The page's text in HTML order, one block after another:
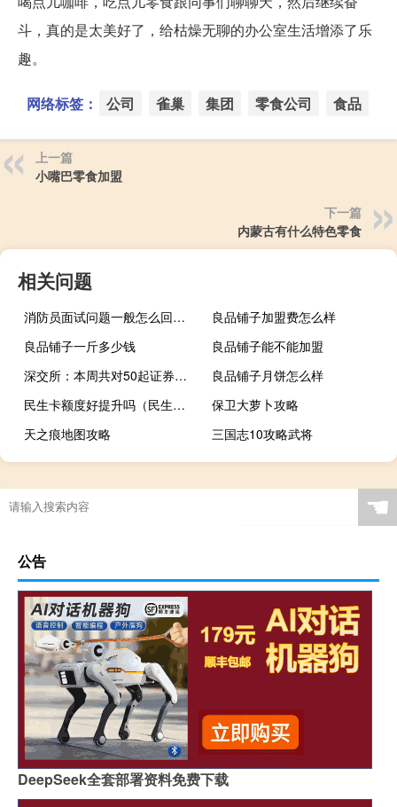
斗，真的是太美好了，给枯燥无聊的办公室生活增添了乐
趣。
网络标签： 公司 雀巢 集团 零食公司 食品
上一篇
小嘴巴零食加盟
下一篇
内蒙古有什么特色零食
相关问题
消防员面试问题一般怎么回答（消防员面试问题大全）
良品铺子加盟费怎么样
良品铺子一斤多少钱
良品铺子能不能加盟
深交所：本周共对50起证券异常交易行为采取了自律监管措施
良品铺子月饼怎么样
民生卡额度好提升吗（民生信用卡提额度方法有哪些）
保卫大萝卜攻略
天之痕地图攻略
三国志10攻略武将
☚
公告
DeepSeek全套部署资料免费下载